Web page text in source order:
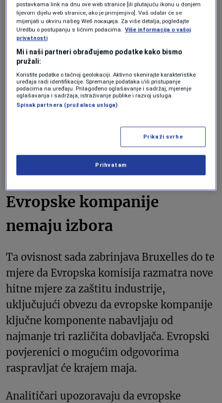
Evropske kompanije
nemaju izbora
Ta ovisnost sada zabrinjava Bruxelles do te
mjere da Evropska komisija razmatra nove
hitne mjere za zaštitu industrije,
uključujući obvezu da evropske kompanije
ključne komponente nabavljaju od
najmanje tri različita dobavljača. Evropski
povjerenici o mogućim odgovorima
raspravljat će krajem maja.
Analitičari upozoravaju da evropske
postavkama link na dnu ove web stranice [ili plutajuću ikonu u donjem
lijevom dijelu web stranice, ako je primjenjivo]. Vaš odabir će se
mijenjati u okviru našeg Wеб локација. Za više detalja, pogledajte
Uredbu o postupanju s ličnim podacima. Više informacija o vašoj
privatnosti
Mi i naši partneri obrađujemo podatke kako bismo
pružali:
Koristite podatke o tačnoj geolokaciji. Aktivno skenirajte karakteristike
uređaja radi identifikacije. Spremanje podataka i/ili pristupanje
podacima na uređaju. Prilagođeno oglašavanje i sadržaj, mjerenje
oglašavanja i sadržaja, istraživanje publike i razvoj usluga.
Spisak partnera (pružalaca usluga)
Prikaži svrhe
Prihvatam